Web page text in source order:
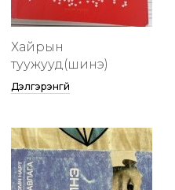
Хайрын
туужууд(шинэ)
Дэлгэрэнгүй